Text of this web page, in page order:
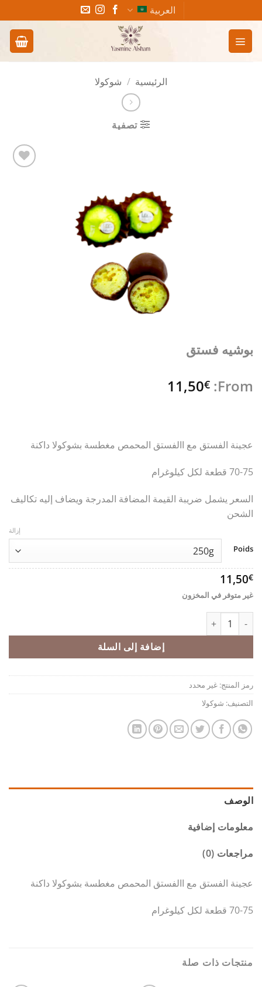
للمحتوى
العربية
الرئيسية / شوكولا
تصفية
بوشيه فستق
From:
11,50€
عجينة الفستق مع االفستق المحمص مغطسة بشوكولا داكنة
70-75 قطعة لكل كيلوغرام
السعر يشمل ضريبة القيمة المضافة المدرجة ويضاف إليه تكاليف
الشحن
Poids
إزالة
11,50€
غير متوفر في المخزون
كمية بوشيه فستق
إضافة إلى السلة
رمز المنتج: غير محدد
التصنيف: شوكولا
الوصف
معلومات إضافية
مراجعات (0)
عجينة الفستق مع االفستق المحمص مغطسة بشوكولا داكنة
70-75 قطعة لكل كيلوغرام
منتجات ذات صلة